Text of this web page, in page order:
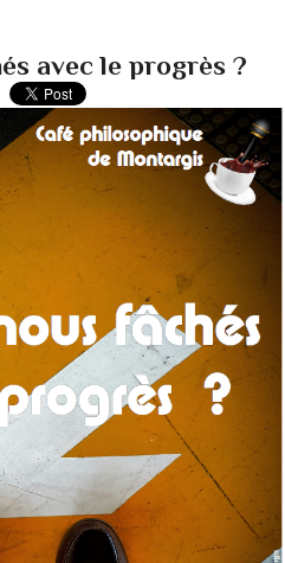
avec le progrès ?